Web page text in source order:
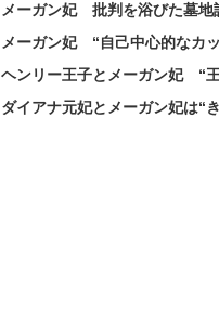
メーガン妃 批判を浴びた墓
メーガン妃 “自己中心的なカ
ヘンリー王子とメーガン妃 “
ダイアナ元妃とメーガン妃は“